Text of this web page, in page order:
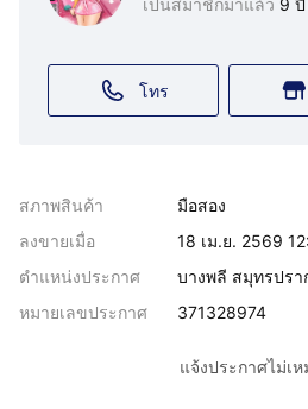
เป็นสมาชิกมาแล้ว 9
โทร
สภาพสินค้า
มือสอง
ลงขายเมื่อ
18 เม.ย. 2569
ตำแหน่งประกาศ
บางพลี สมุทรปรา
หมายเลขประกาศ
371328974
แจ้งประกาศไม่เ